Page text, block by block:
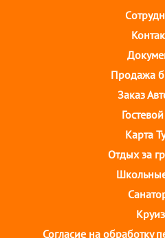
Продажа
Заказ
Карта
Отдых за
Согласие на обработку